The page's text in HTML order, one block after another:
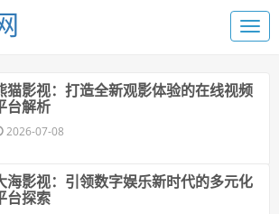
猫影视：打造全新观影体验的在线视频
台解析
2026-07-08
海影视：引领数字娱乐新时代的多元化
台探索